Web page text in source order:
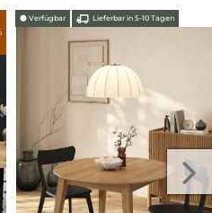
⬤ Verfügbar Lieferbar in 5-10 Tagen